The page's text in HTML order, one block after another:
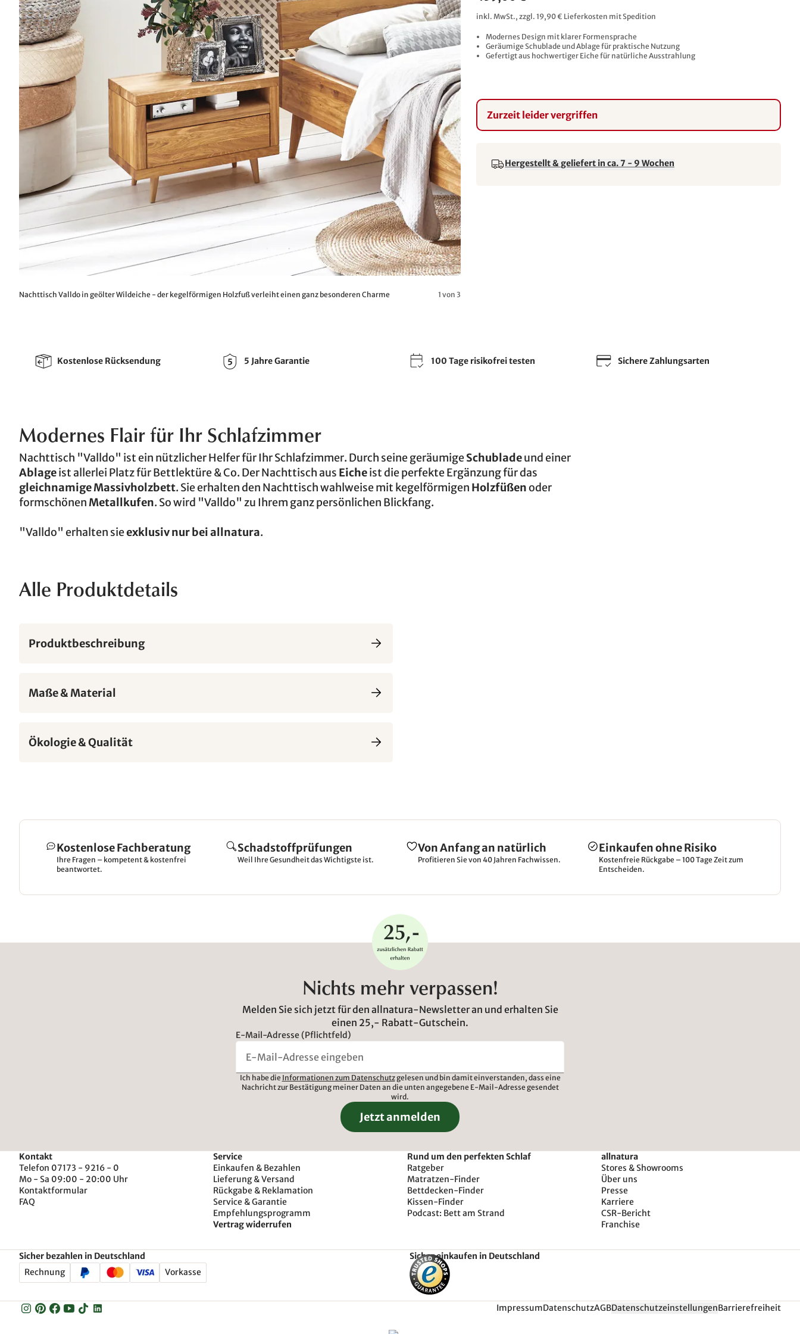
Nachttisch Valldo in geölter Wildeiche - der kegelförmigen Holzfuß verleiht einen ganz besonderen Charme 1 von 3
inkl. MwSt., zzgl. 19,90 € Lieferkosten mit Spedition
Modernes Design mit klarer Formensprache
Geräumige Schublade und Ablage für praktische Nutzung
Gefertigt aus hochwertiger Eiche für natürliche Ausstrahlung
Zurzeit leider vergriffen
Hergestellt & geliefert in ca. 7 - 9 Wochen
Kostenlose Rücksendung 5 Jahre Garantie 100 Tage risikofrei testen Sichere Zahlungsarten
Modernes Flair für Ihr Schlafzimmer
Nachttisch "Valldo" ist ein nützlicher Helfer für Ihr Schlafzimmer. Durch seine geräumigeSchubladeund einer
Ablageist allerlei Platz für Bettlektüre & Co. Der Nachttisch aus Eicheist die perfekte Ergänzung für das
gleichnamige Massivholzbett. Sie erhalten den Nachttisch wahlweise mit kegelförmigen Holzfüßenoder
formschönenMetallkufen. So wird "Valldo" zu Ihrem ganz persönlichen Blickfang.
"Valldo" erhalten sieexklusiv nur bei allnatura.
Alle Produktdetails
Produktbeschreibung
Maße & Material
Ökologie & Qualität
Kostenlose Fachberatung
Ihre Fragen – kompetent & kostenfrei
beantwortet.
Schadstoffprüfungen
Weil Ihre Gesundheit das Wichtigste ist.
Von Anfang an natürlich
Profitieren Sie von 40 Jahren Fachwissen.
Einkaufen ohne Risiko
Kostenfreie Rückgabe – 100 Tage Zeit zum
Entscheiden.
Nichts mehr verpassen!
Melden Sie sich jetzt für den allnatura-Newsletter an und erhalten Sie
einen 25,- Rabatt-Gutschein.
E-Mail-Adresse (Pflichtfeld)
Ich habe die Informationen zum Datenschutzgelesen und bin damit einverstanden, dass eine
Nachricht zur Bestätigung meiner Daten an die unten angegebene E-Mail-Adresse gesendet
wird.
Jetzt anmelden
Kontakt
Telefon 07173 - 9216 - 0
Mo - Sa 09:00 - 20:00 Uhr
Kontaktformular
FAQ
Service
Einkaufen & Bezahlen
Lieferung & Versand
Rückgabe & Reklamation
Service & Garantie
Empfehlungsprogramm
Vertrag widerrufen
Rund um den perfekten Schlaf
Ratgeber
Matratzen-Finder
Bettdecken-Finder
Kissen-Finder
Podcast: Bett am Strand
allnatura
Stores & Showrooms
Über uns
Presse
Karriere
CSR-Bericht
Franchise
Sicher bezahlen in Deutschland
Rechnung
Vorkasse
Sicher einkaufen in Deutschland
ImpressumDatenschutzAGBDatenschutzeinstellungenBarrierefreiheit